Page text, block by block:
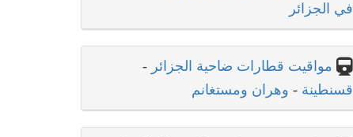
في الجزائر
مواقيت قطارات ضاحية الجزائر -
قسنطينة - وهران ومستغانم